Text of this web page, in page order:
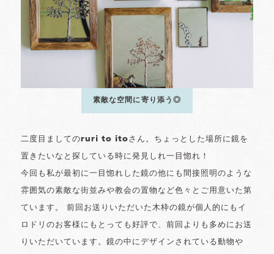
素敵な空間に寄り添う◎
二度目ましてのruri to itoさん。ちょっとした場所に鏡を
置きたいなと探している時に発見しれ一目惚れ！
今回も私が最初に一目惚れした鏡の他にも間接照明のような
雰囲気の素敵な街並みや教会の置物など色々とご用意いた第
ています。 前回お送りいただいた木枠の鏡が個人的にもイ
ロドリのお客様にもとっても好評で、前回よりも多めにお送
りいただいています。鏡の中にデザインされている動物や